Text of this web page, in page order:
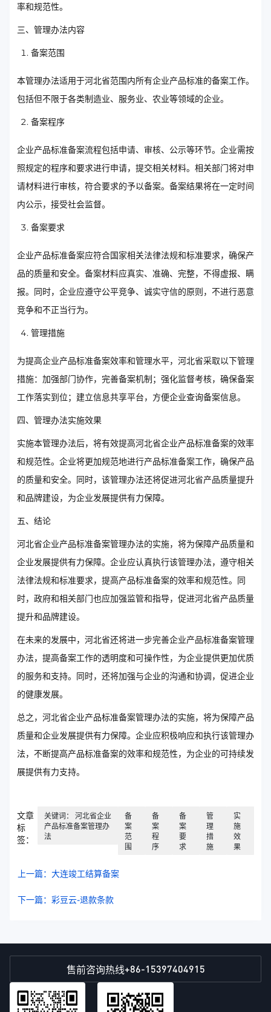
率和规范性。
三、管理办法内容
备案范围
本管理办法适用于河北省范围内所有企业产品标准的备案工作。
包括但不限于各类制造业、服务业、农业等领域的企业。
备案程序
企业产品标准备案流程包括申请、审核、公示等环节。企业需按
照规定的程序和要求进行申请，提交相关材料。相关部门将对申
请材料进行审核，符合要求的予以备案。备案结果将在一定时间
内公示，接受社会监督。
备案要求
企业产品标准备案应符合国家相关法律法规和标准要求，确保产
品的质量和安全。备案材料应真实、准确、完整，不得虚报、瞒
报。同时，企业应遵守公平竞争、诚实守信的原则，不进行恶意
竞争和不正当行为。
管理措施
为提高企业产品标准备案效率和管理水平，河北省采取以下管理
措施：加强部门协作，完善备案机制；强化监督考核，确保备案
工作落实到位；建立信息共享平台，方便企业查询备案信息。
四、管理办法实施效果
实施本管理办法后，将有效提高河北省企业产品标准备案的效率
和规范性。企业将更加规范地进行产品标准备案工作，确保产品
的质量和安全。同时，该管理办法还将促进河北省产品质量提升
和品牌建设，为企业发展提供有力保障。
五、结论
河北省企业产品标准备案管理办法的实施，将为保障产品质量和
企业发展提供有力保障。企业应认真执行该管理办法，遵守相关
法律法规和标准要求，提高产品标准备案的效率和规范性。同
时，政府和相关部门也应加强监管和指导，促进河北省产品质量
提升和品牌建设。
在未来的发展中，河北省还将进一步完善企业产品标准备案管理
办法，提高备案工作的透明度和可操作性，为企业提供更加优质
的服务和支持。同时，还将加强与企业的沟通和协调，促进企业
的健康发展。
总之，河北省企业产品标准备案管理办法的实施，将为保障产品
质量和企业发展提供有力保障。企业应积极响应和执行该管理办
法，不断提高产品标准备案的效率和规范性，为企业的可持续发
展提供有力支持。
文章
标
签：
关键词： 河北省企业
产品标准备案管理办
法
备
案
范
围
备
案
程
序
备
案
要
求
管
理
措
施
实
施
效
果
上一篇：大连竣工结算备案
下一篇：彩豆云-退款条款
售前咨询热线+86-15397404915